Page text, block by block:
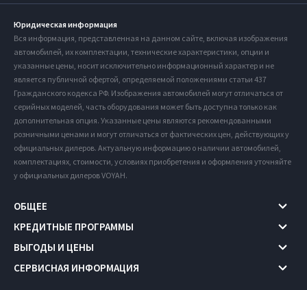
Юридическая информация
Вся информация, представленная на данном сайте, включая изображения
автомобилей, их комплектации, технические характеристики, опции и
указанные цены, носит исключительно информационный характер и не
является публичной офертой, определяемой положениями статьи 437
Гражданского кодекса РФ. Изображения автомобилей могут отличаться от
серийных моделей, часть оборудования может быть доступна только как
дополнительная опция. Указанные цены являются рекомендованными
розничными ценами и могут отличаться от фактических цен, действующих у
официальных дилеров. Актуальную информацию о наличии автомобилей,
комплектациях, стоимости, условиях приобретения и оформления уточняйте
у официальных дилеров VOYAH.
ОБЩЕЕ
КРЕДИТНЫЕ ПРОГРАММЫ
ВЫГОДЫ И ЦЕНЫ
СЕРВИСНАЯ ИНФОРМАЦИЯ